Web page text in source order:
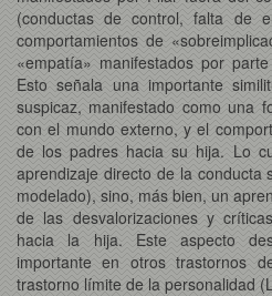
(conductas de control, falta de
comportamientos de
«empatía» manifestados por
Esto señala una importante
suspicaz, manifestado como una
con el mundo externo, y el
de los padres hacia su hija. Lo
aprendizaje directo de la conducta
modelado), sino, más bien, un
de las desvalorizaciones y
hacia la hija. Este aspecto
importante en otros trastornos
trastorno límite de la personalidad